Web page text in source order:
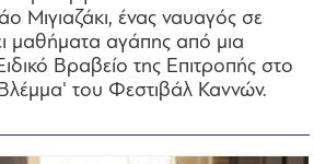
Μιγιαζάκι, ένας ναυαγός σε
μαθήματα αγάπης από μια
Βραβείο της Επιτροπής στο
του Φεστιβάλ Καννών.